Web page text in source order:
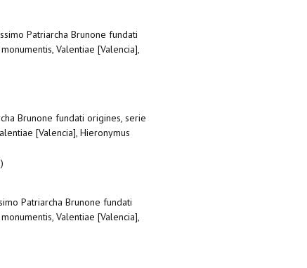
Patriarcha Brunone fundati
Valentiae [Valencia],
Brunone fundati origines, serie
[Valencia], Hieronymus
Patriarcha Brunone fundati
Valentiae [Valencia],